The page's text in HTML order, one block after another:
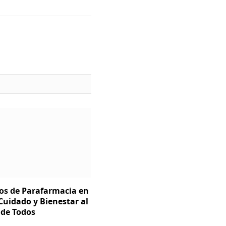
de Parafarmacia en
y Bienestar al
Todos